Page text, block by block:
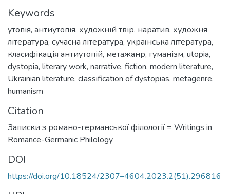
Keywords
утопія, антиутопія, художній твір, наратив, художня
література, сучасна література, українська література,
класифікація антиутопій, метажанр, гуманізм, utopia,
dystopia, literary work, narrative, fiction, modern literature,
Ukrainian literature, classification of dystopias, metagenre,
humanism
Citation
Записки з романо-германської філології = Writings in
Romance-Germanic Philology
DOI
https://doi.org/10.18524/2307–4604.2023.2(51).296816